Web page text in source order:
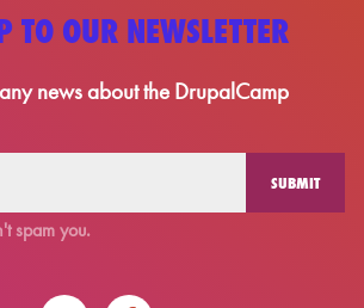
TO OUR NEWSLETTER
news about the DrupalCamp
spam you.